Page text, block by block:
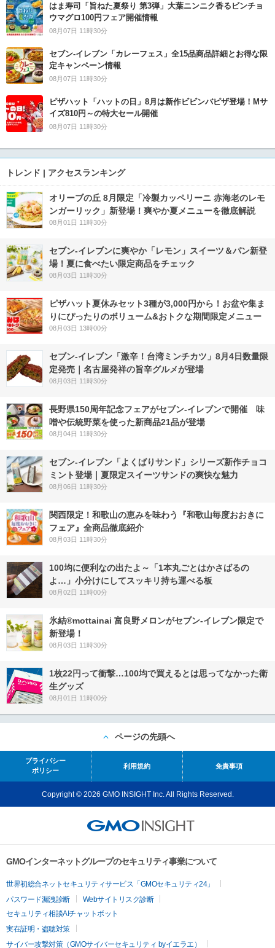
はま寿司「旨ねた夏祭り 第3弾」大葉ニンニク香るビンチョ
ウマグロ100円フェア開催情報
08月07日 11時30分
セブン‐イレブン「カレーフェス」全15品商品詳細とお得な限
定キャンペーン情報
08月07日 11時30分
ピザハット「ハットの日」8月は新作ビビンバピザ登場！Mサ
イズ810円～の特大セール開催
08月07日 11時30分
トレンド | アクセスランキング
オリーブの丘 8月限定「冷製カッペリーニ 赤海老のレモ
ンガーリック」新登場！爽やか夏メニューを徹底解説
08月01日 11時30分
セブン‐イレブンに爽やか「レモン」スイーツ＆パン新登
場！夏に食べたい限定商品をチェック
08月03日 11時30分
ピザハット夏休みセット3種が3,000円から！お盆や集ま
りにぴったりのボリューム&おトクな期間限定メニュー
08月03日 13時00分
セブン-イレブン「激辛！台湾ミンチカツ」8月4日数量限
定発売｜名古屋発祥の旨辛グルメが登場
08月03日 11時30分
長野県150周年記念フェアがセブン-イレブンで開催 味
噌や伝統野菜を使った新商品21品が登場
08月04日 11時30分
セブン‐イレブン「よくばりサンド」シリーズ新作チョコ
ミント登場｜夏限定スイーツサンドの爽快な魅力
08月06日 11時30分
関西限定！和歌山の恵みを味わう『和歌山毎度おおきに
フェア』全商品徹底紹介
08月03日 11時30分
100均に便利なの出たよ～「1本丸ごとはかさばるの
よ…」小分けにしてスッキリ持ち運べる板
08月02日 11時00分
氷結®mottainai 富良野メロンがセブン‐イレブン限定で
新登場！
08月03日 11時30分
1枚22円って衝撃…100均で買えるとは思ってなかった衛
生グッズ
08月01日 11時00分
ページの先頭へ
プライバシー
ポリシー
利用規約 免責事項
Copyright © 2026 GMO INSIGHT Inc. All Rights Reserved.
GMOインターネットグループのセキュリティ事業について
世界初総合ネットセキュリティサービス「GMOセキュリティ24」
パスワード漏洩診断
Webサイトリスク診断
セキュリティ相談AIチャットボット
実在証明・盗聴対策
サイバー攻撃対策（GMOサイバーセキュリティ byイエラエ）